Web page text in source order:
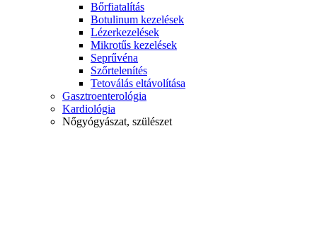
Bőrfiatalítás
Botulinum kezelések
Lézerkezelések
Mikrotűs kezelések
Seprűvéna
Szőrtelenítés
Tetoválás eltávolítása
Gasztroenterológia
Kardiológia
Nőgyógyászat, szülészet